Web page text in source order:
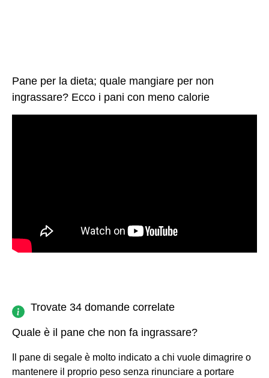
Pane per la dieta; quale mangiare per non
ingrassare? Ecco i pani con meno calorie
Trovate 34 domande correlate
Quale è il pane che non fa ingrassare?
Il pane di segale è molto indicato a chi vuole dimagrire o
mantenere il proprio peso senza rinunciare a portare